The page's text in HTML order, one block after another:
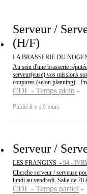
Serveur /
(H/F)
LA BRASSERIE DU
Au sein d'une brasserie
serveur(euse) vos missions
coupures (selon planning) -
CDI - Temps plein
Publié il y a 9 jours
Serveur /
LES FRANGINS - 94 -
Cherche serveur / serveuse
lundi au vendredi. Salle de 70
CDI - Temps partiel